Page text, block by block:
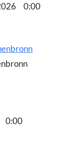
0:00
0:00